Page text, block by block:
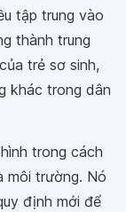
tập trung vào
thành trung
trẻ sơ sinh,
khác trong dân
trong cách
môi trường. Nó
định mới để